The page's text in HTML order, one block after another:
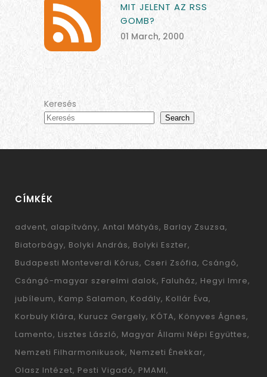
MIT JELENT AZ RSS
GOMB?
01 March, 2000
Keresés
Search
CÍMKÉK
advent alapítvány Antal Mátyás Barlay Zsuzsa
Biatorbágy Bolyki András Bolyki Eszter
Budapesti Monteverdi Kórus Cseri Zsófia Csángó
Csángó-magyar szerelmi dalok Faluház Hegyi Imre
jubíleum Kamp Salamon Kodály Kollár Éva
Korbuly Klára Kurucz Gergely KÓTA Könyves Ágnes
Lamento Lisztes László Magyar Állami Népi Együttes
Nemzeti Filharmonikusok Nemzeti Énekkar
Olasz Intézet Pesti Vigadó PMAMI